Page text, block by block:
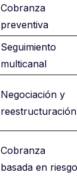
Cobranza
preventiva
Seguimiento
multicanal
Negociación y
reestructuración
Cobranza
basada en riesgo